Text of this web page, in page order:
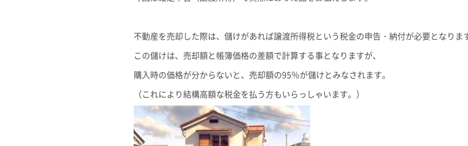
不動産を売却した際は、儲けがあれば譲渡所得税という税金の申告・納付が必要となりま
この儲けは、売却額と帳簿価格の差額で計算する事となりますが、
購入時の価格が分からないと、売却額の95％が儲けとみなされます。
（これにより結構高額な税金を払う方もいらっしゃいます。）